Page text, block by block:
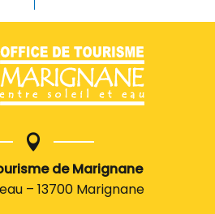
de Marignane
– 13700 Marignane